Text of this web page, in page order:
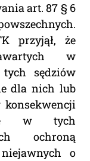
art. 87 § 6
przyjął, że
w
tych sędziów
dla nich lub
w tych
ochroną
o